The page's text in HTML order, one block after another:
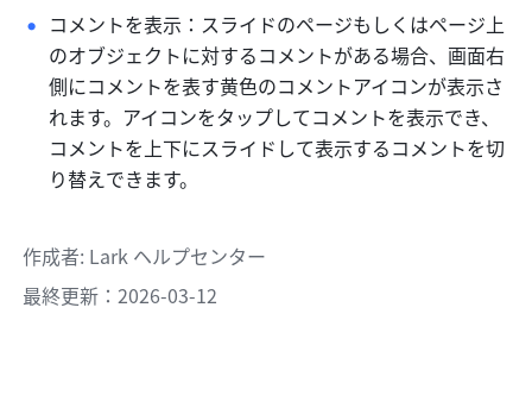
コメントを表示：スライドのページもしくはページ上
のオブジェクトに対するコメントがある場合、画面右
側にコメントを表す黄色のコメントアイコンが表示さ
れます。アイコンをタップしてコメントを表示でき、
コメントを上下にスライドして表示するコメントを切
り替えできます。
作成者: Lark ヘルプセンター
最終更新：2026-03-12